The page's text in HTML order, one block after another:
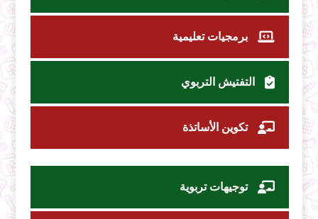
برمجيات تعليمية
التفتيش التربوي
تكوين الأساتذة
توجيهات تربوية